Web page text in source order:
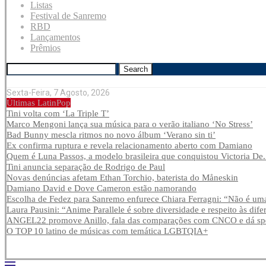
Listas
Festival de Sanremo
RBD
Lançamentos
Prêmios
Search
Sexta-Feira, 7 Agosto, 2026
Últimas LatinPop
Tini volta com ‘La Triple T’
Marco Mengoni lança sua música para o verão italiano ‘No Stress’
Bad Bunny mescla ritmos no novo álbum ‘Verano sin ti’
Ex confirma ruptura e revela relacionamento aberto com Damiano
Quem é Luna Passos, a modelo brasileira que conquistou Victoria
Tini anuncia separação de Rodrigo de Paul
Novas denúncias afetam Ethan Torchio, baterista do Måneskin
Damiano David e Dove Cameron estão namorando
Escolha de Fedez para Sanremo enfurece Chiara Ferragni: “Não é
Laura Pausini: “Anime Parallele é sobre diversidade e respeito às
ANGEL22 promove Anillo, fala das comparações com CNCO e dá
O TOP 10 latino de músicas com temática LGBTQIA+